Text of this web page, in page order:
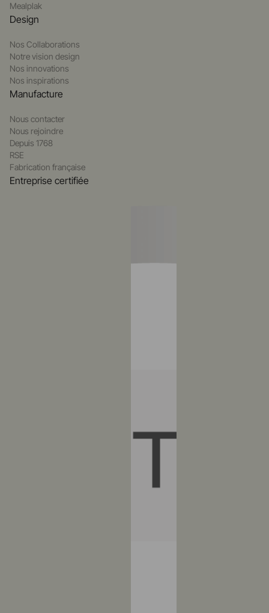
Mealplak
Design
Nos Collaborations
Notre vision design
Nos innovations
Nos inspirations
Manufacture
Nous contacter
Nous rejoindre
Depuis 1768
RSE
Fabrication française
Entreprise certifiée